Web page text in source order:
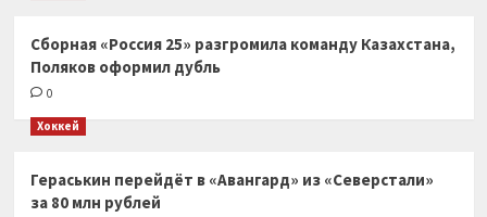
Сборная «Россия 25» разгромила команду Казахстана,
Поляков оформил дубль
0
Хоккей
Гераськин перейдёт в «Авангард» из «Северстали»
за 80 млн рублей